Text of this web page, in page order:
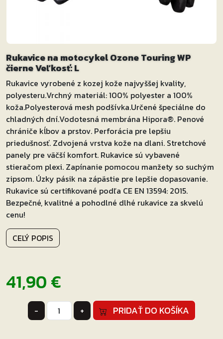
Rukavice na motocykel Ozone Touring WP
čierne Veľkosť: L
Rukavice vyrobené z kozej kože najvyššej kvality,
polyesteru.Vrchný materiál: 100% polyester a 100%
koža.Polyesterová mesh podšívka.Určené špeciálne do
chladných dní.Vodotesná membrána Hipora®. Penové
chrániče kĺbov a prstov. Perforácia pre lepšiu
priedušnosť. Zdvojená vrstva kože na dlani. Stretchové
panely pre väčší komfort. Rukavice sú vybavené
stieračom plexi. Zapínanie pomocou manžety so suchým
zipsom. Úzky pásik na zápästie pre lepšie dopasovanie.
Rukavice sú certifikované podľa CE EN 13594: 2015.
Bezpečné, kvalitné a pohodlné dlhé rukavice za skvelú
cenu!
CELÝ POPIS
41,90€
-
množstvo
Rukavice
+ PRIDAŤ DO KOŠÍKA